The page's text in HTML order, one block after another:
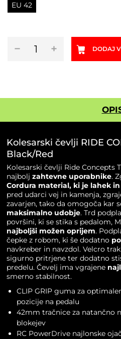
EU 42
−
čevlji
+ DODAJ
Kolesarski čevlji RIDE
Black/Red
Kolesarski čevlji Ride Concepts
najbolj zahtevne uporabnike.
Cordura material, ki je lahek in
pred udarci vej in kamenja,
zavarjen, tako da omogoča kar
maksimalno udobje. Trd
površini, ki se stika s pedalom,
najboljši možen oprijem.
čepke z robom, ki še dodatno
navkreber in navzdol. Velcro
sigurno pritrjene ter dodatno
predelu. Čevelj ima vgrajene
smerno stabilnost.
CLIP GRIP guma za
pozicije na pedalu
42mm tračnice za natančno
blokejev
RC PowerDrive najlonske